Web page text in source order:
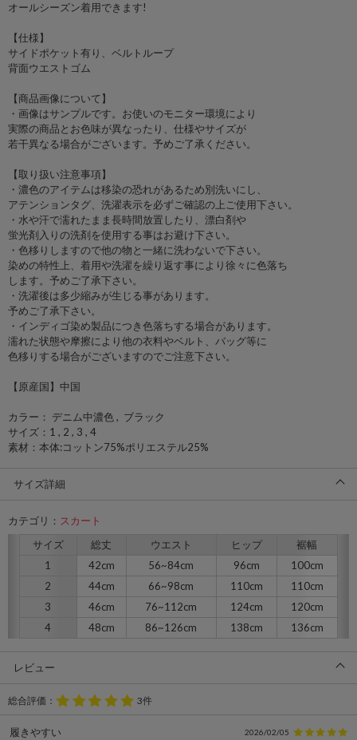
オールシーズン着用できます!
【仕様】
サイドポケット有り、ベルトループ
背面ウエストゴム
【商品画像について】
・画像はサンプルです。お使いのモニター環境により
実際の商品とお色味が異なったり、仕様やサイズが
若干異なる場合がございます。予めご了承ください。
【取り扱い注意事項】
・濃色のアイテムは移染の恐れがあるため別洗いにし、
アテンションタグ、洗濯表示を必ずご確認の上ご使用下さい。
・水や汗で濡れたまま長時間放置したり、漂白剤や
蛍光剤入りの洗剤を使用する事はお避け下さい。
・色移りしますので他の物と一緒に洗わないで下さい。
染めの特性上、着用や洗濯を繰り返す事により徐々に色落ち
します。予めご了承下さい。
・洗濯後は多少縮みが生じる事があります。
予めご了承下さい。
・インディゴ染め製品につき色落ちする場合があります。
濡れた状態や摩擦により他の衣料やベルト、バッグ等に
色移りする場合がございますのでご注意下さい。
【原産国】中国
カラー： デニム中濃色 , ブラック
サイズ：1 , 2 , 3 , 4
素材：本体:コットン75%ポリエステル25%
サイズ詳細
カテゴリ： スカート
サイズ
総丈 ウエスト ヒップ
裾幅
1
42cm 56~84cm 96cm
100cm
2
44cm 66~98cm 110cm
110cm
3
46cm 76~112cm 124cm
120cm
4
48cm 86~126cm 138cm 136cm
レビュー
総合評価： 3件
履きやすい 2026/02/05